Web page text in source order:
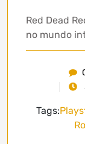
Red Dead
no mundo
Tags: